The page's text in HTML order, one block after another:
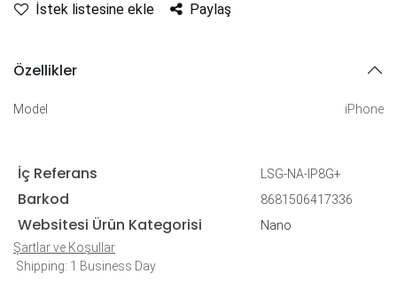
İstek listesine ekle Paylaş
Özellikler
Model iPhone
İç Referans LSG-NA-IP8G+
Barkod 8681506417336
Websitesi Ürün Kategorisi
Nano
Şartlar ve Koşullar
Shipping: 1 Business Day